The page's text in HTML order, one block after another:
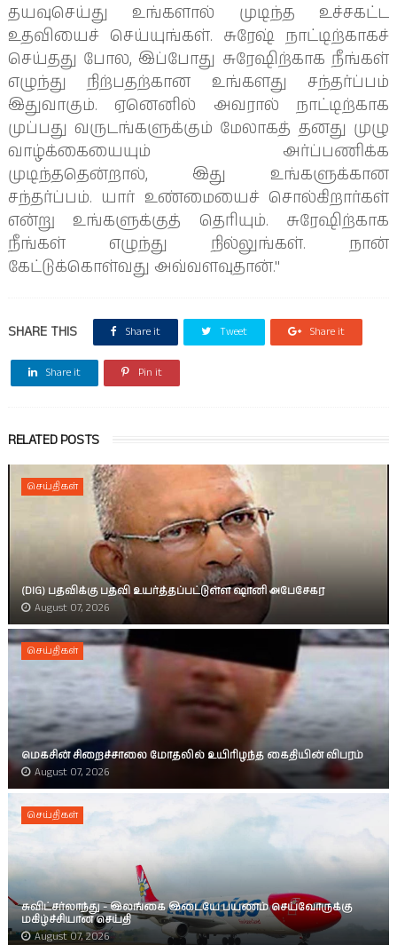
தயவுசெய்து உங்களால் முடிந்த உச்சகட்ட
உதவியைச் செய்யுங்கள். சுரேஷ் நாட்டிற்காகச்
செய்தது போல, இப்போது சுரேஷிற்காக நீங்கள்
எழுந்து நிற்பதற்கான உங்களது சந்தர்ப்பம்
இதுவாகும். ஏனெனில் அவரால் நாட்டிற்காக
முப்பது வருடங்களுக்கும் மேலாகத் தனது முழு
வாழ்க்கையையும் அர்ப்பணிக்க
முடிந்ததென்றால், இது உங்களுக்கான
சந்தர்ப்பம். யார் உண்மையைச் சொல்கிறார்கள்
என்று உங்களுக்குத் தெரியும். சுரேஷிற்காக
நீங்கள் எழுந்து நில்லுங்கள். நான்
கேட்டுக்கொள்வது அவ்வளவுதான்."
SHARE THIS Share it Tweet Share it
Share it Pin it
RELATED POSTS
செய்திகள்
(DIG) பதவிக்கு பதவி உயர்த்தப்பட்டுள்ள ஷானி அபேசேகர
August 07, 2026
செய்திகள்
மெகசின் சிறைச்சாலை மோதலில் உயிரிழந்த கைதியின் விபரம்
August 07, 2026
செய்திகள்
சுவிட்சர்லாந்து - இலங்கை இடையே பயணம் செய்வோருக்கு
மகிழ்ச்சியான செய்தி
August 07, 2026